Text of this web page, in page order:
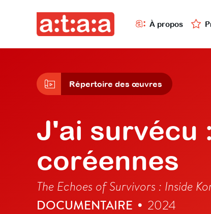
À propos
Répertoire des œuvres
J'ai survécu
coréennes
The Echoes of Survivors : Inside
DOCUMENTAIRE • 2024